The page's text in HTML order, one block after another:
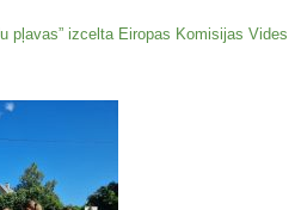
pļavas” izcelta Eiropas Komisijas Vides